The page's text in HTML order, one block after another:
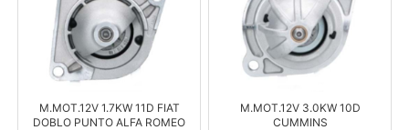
M.MOT.12V 1.7KW 11D FIAT
DOBLO PUNTO ALFA ROMEO
M.MOT.12V 3.0KW 10D
CUMMINS